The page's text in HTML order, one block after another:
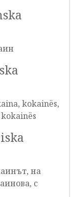
kokainës,
на
с